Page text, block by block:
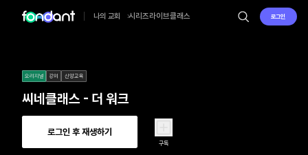
나의 교회 시리즈라이브클래스 로그인
오리지널 강의 신앙교육
씨네클래스 - 더 워크
로그인 후 재생하기
구독